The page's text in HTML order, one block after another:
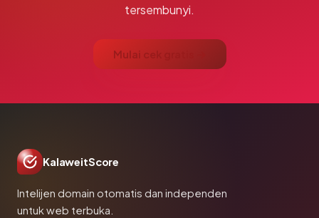
tersembunyi.
Mulai cek gratis →
KalaweitScore
Intelijen domain otomatis dan independen
untuk web terbuka.